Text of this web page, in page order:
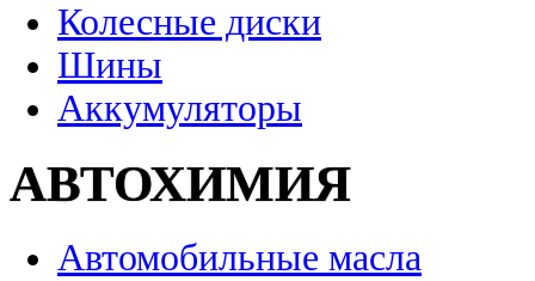
Колесные диски
Шины
Аккумуляторы
АВТОХИМИЯ
Автомобильные масла